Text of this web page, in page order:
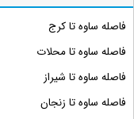
فاصله ساوه تا کرج
فاصله ساوه تا محلات
فاصله ساوه تا شیراز
فاصله ساوه تا زنجان